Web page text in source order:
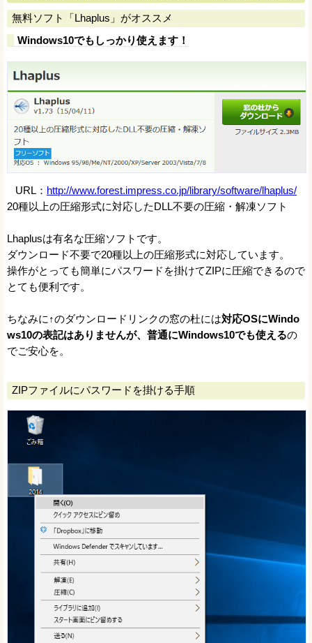
無料ソフト「Lhaplus」がオススメ
Windows10でもしっかり使えます！
URL： http://www.forest.impress.co.jp/library/software/lhaplus/
20種以上の圧縮形式に対応したDLL不要の圧縮・解凍ソフト
Lhaplusは有名な圧縮ソフトです。
ダウンロード不要で20種以上の圧縮形式に対応しています。
操作がとっても簡単にパスワードを掛けてZIPに圧縮できるので
とても便利です。
ちなみに↑のダウンロードリンクの窓の杜には対応OSにWindo
ws10の表記はありませんが、普通にWindows10でも使えるの
でご安心を。
ZIPファイルにパスワードを掛ける手順